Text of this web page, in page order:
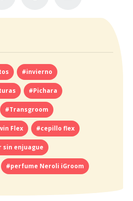
#invierno
#Pichara
#Transgroom
Flex #cepillo flex
sin enjuague
#perfume Neroli iGroom